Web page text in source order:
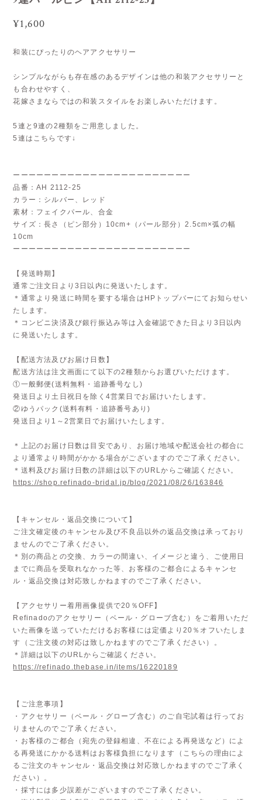
¥1,600
和装にぴったりのヘアアクセサリー
シンプルながらも存在感のあるデザインは他の和装アクセサリーと
も合わせやすく、
花嫁さまならではの和装スタイルをお楽しみいただけます。
5連と9連の2種類をご用意しました。
5連はこちらです↓
ーーーーーーーーーーーーーーーーーーーーーーー
品番：AH 2112-25
カラー：シルバー、レッド
素材：フェイクパール、合金
サイズ：長さ（ピン部分）10cm+（パール部分）2.5cm×弧の幅
10cm
ーーーーーーーーーーーーーーーーーーーーーーー
【発送時期】
通常ご注文日より3日以内に発送いたします。
＊通常より発送に時間を要する場合はHPトップバーにてお知らせい
たします。
＊コンビニ決済及び銀行振込み等は入金確認できた日より3日以内
に発送いたします。
【配送方法及びお届け日数】
配送方法は注文画面にて以下の2種類からお選びいただけます。
①一般郵便(送料無料・追跡番号なし)
発送日より土日祝日を除く4営業日でお届けいたします。
②ゆうパック(送料有料・追跡番号あり)
発送日より1～2営業日でお届けいたします。
＊上記のお届け日数は目安であり、お届け地域や配送会社の都合に
より通常より時間がかかる場合がございますのでご了承ください。
＊送料及びお届け日数の詳細は以下のURLからご確認ください。
https://shop.refinado-bridal.jp/blog/2021/08/26/163846
【キャンセル・返品交換について】
ご注文確定後のキャンセル及び不良品以外の返品交換は承っており
ませんのでご了承ください。
＊別の商品との交換、カラーの間違い、イメージと違う、ご使用日
までに商品を受取れなかった等、お客様のご都合によるキャンセ
ル・返品交換は対応致しかねますのでご了承ください。
【アクセサリー着用画像提供で20％OFF】
Refinadoのアクセサリー（ベール・グローブ含む）をご着用いただ
いた画像を送っていただけるお客様には定価より20％オフいたしま
す（ご注文後の対応は致しかねますのでご了承ください）。
＊詳細は以下のURLからご確認ください。
https://refinado.thebase.in/items/16220189
【ご注意事項】
・アクセサリー（ベール・グローブ含む）のご自宅試着は行ってお
りませんのでご了承ください。
・お客様のご都合（宛先の登録相違、不在による再発送など）によ
る再発送にかかる送料はお客様負担になります（こちらの理由によ
るご注文のキャンセル・返品交換は対応致しかねますのでご了承く
ださい）。
・採寸には多少誤差がございますのでご了承ください。